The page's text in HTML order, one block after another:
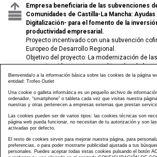
Empresa beneficiaria de las subvenciones
Comunidades de Castilla-La Mancha:
Digitalización- para el fomento de la
productividad empresarial.
Proyecto incentivado con una subvención
Europeo de Desarrollo Regional.
Objetivo del proyecto: La modernización de
comunicación y venta para el impulso de la
electrónico de las pymes.
Bienvenida/o a la información básica sobre las cookies de la página
entidad: Trofeo Outlet
Una cookie o galleta informática es un pequeño archivo de
ordenador, “smartphone” o tableta cada vez que visitas nuestra
nuestras y otras pertenecen a empresas externas que prestan
Las cookies pueden ser de varios tipos: las cookies técnicas son
página web pueda funcionar, no necesitan de tu autorización y son
activadas por defecto.
El resto de cookies sirven para mejorar nuestra página, para
preferencias, o para poder mostrarte publicidad ajustada a tus
personales. Puedes aceptar todas estas cookies pulsando el botón